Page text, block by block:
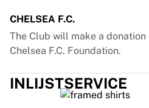
CHELSEA F.C.
The Club will make a
Chelsea F.C. Foundation.
INLIJSTSERVICE